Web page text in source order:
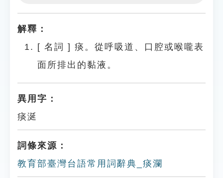
貓頭鷹博士
解釋：
[ 名詞 ] 痰。從呼吸道、口腔或喉嚨表
面所排出的黏液。
異用字：
痰涎
詞條來源：
教育部臺灣台語常用詞辭典_痰瀾